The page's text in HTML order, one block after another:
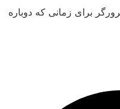
زمانی که دوباره